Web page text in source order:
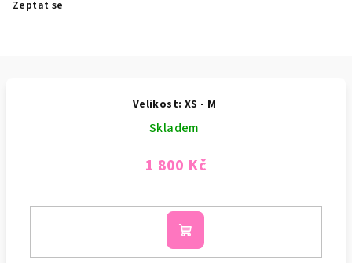
Zeptat se
Velikost: XS - M
Skladem
1 800 Kč
Do
košíku